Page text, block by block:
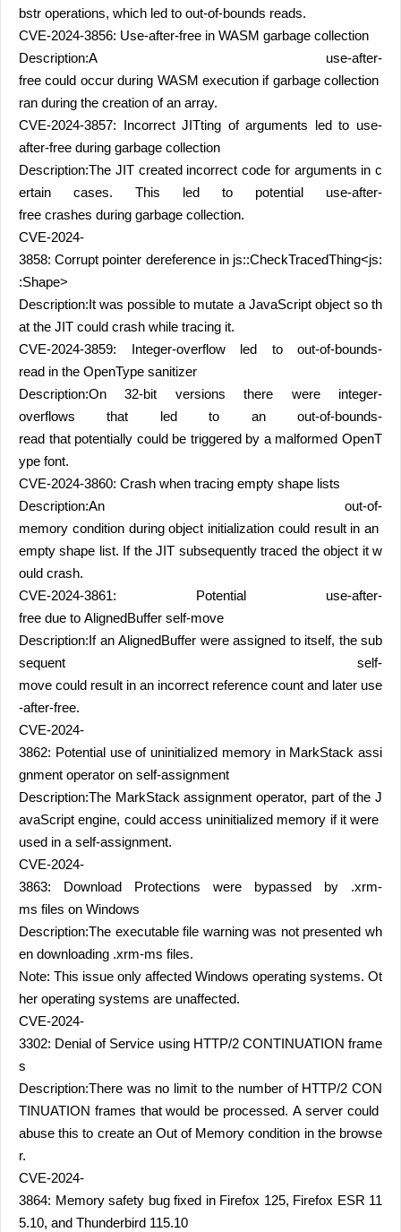
bstr operations, which led to out-of-bounds reads.
CVE-2024-3856: Use-after-free in WASM garbage collection
Description:A use-after-
free could occur during WASM execution if garbage collection
ran during the creation of an array.
CVE-2024-3857: Incorrect JITting of arguments led to use-
after-free during garbage collection
Description:The JIT created incorrect code for arguments in c
ertain cases. This led to potential use-after-
free crashes during garbage collection.
CVE-2024-
3858: Corrupt pointer dereference in js::CheckTracedThing<js:
:Shape>
Description:It was possible to mutate a JavaScript object so th
at the JIT could crash while tracing it.
CVE-2024-3859: Integer-overflow led to out-of-bounds-
read in the OpenType sanitizer
Description:On 32-bit versions there were integer-
overflows that led to an out-of-bounds-
read that potentially could be triggered by a malformed OpenT
ype font.
CVE-2024-3860: Crash when tracing empty shape lists
Description:An out-of-
memory condition during object initialization could result in an
empty shape list. If the JIT subsequently traced the object it w
ould crash.
CVE-2024-3861: Potential use-after-
free due to AlignedBuffer self-move
Description:If an AlignedBuffer were assigned to itself, the sub
sequent self-
move could result in an incorrect reference count and later use
-after-free.
CVE-2024-
3862: Potential use of uninitialized memory in MarkStack assi
gnment operator on self-assignment
Description:The MarkStack assignment operator, part of the J
avaScript engine, could access uninitialized memory if it were
used in a self-assignment.
CVE-2024-
3863: Download Protections were bypassed by .xrm-
ms files on Windows
Description:The executable file warning was not presented wh
en downloading .xrm-ms files.
Note: This issue only affected Windows operating systems. Ot
her operating systems are unaffected.
CVE-2024-
3302: Denial of Service using HTTP/2 CONTINUATION frame
s
Description:There was no limit to the number of HTTP/2 CON
TINUATION frames that would be processed. A server could
abuse this to create an Out of Memory condition in the browse
r.
CVE-2024-
3864: Memory safety bug fixed in Firefox 125, Firefox ESR 11
5.10, and Thunderbird 115.10